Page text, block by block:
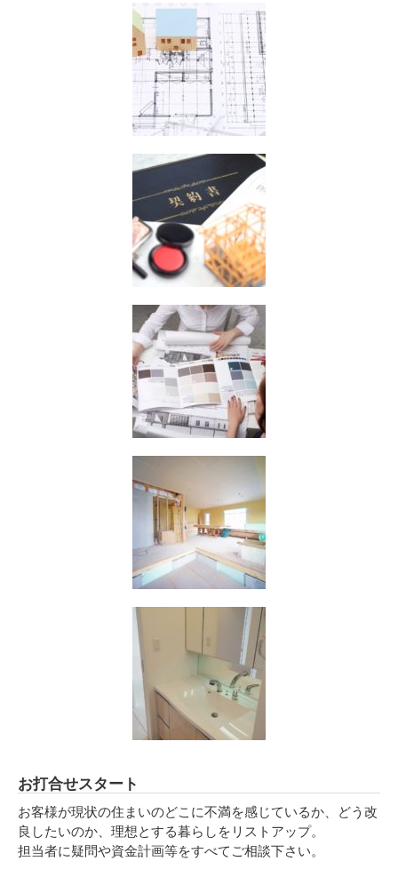
お打合せスタート
お客様が現状の住まいのどこに不満を感じているか、どう改
良したいのか、理想とする暮らしをリストアップ。
担当者に疑問や資金計画等をすべてご相談下さい。